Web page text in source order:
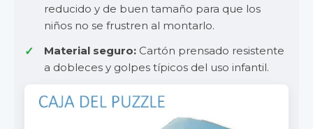
reducido y de buen tamaño para que los
niños no se frustren al montarlo.
Material seguro: Cartón prensado resistente
a dobleces y golpes típicos del uso infantil.